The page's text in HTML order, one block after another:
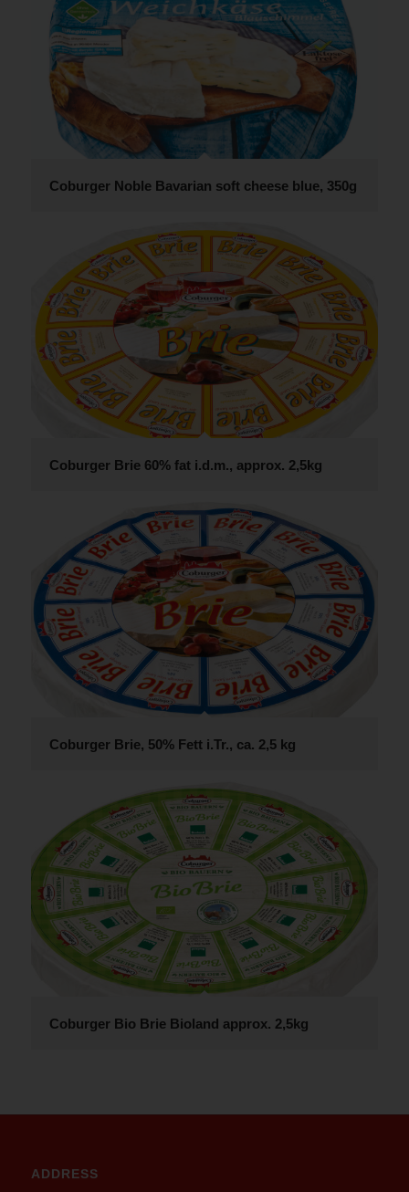
Coburger Noble Bavarian soft cheese blue, 350g
Coburger Brie 60% fat i.d.m., approx. 2,5kg
Coburger Brie, 50% Fett i.Tr., ca. 2,5 kg
Coburger Bio Brie Bioland approx. 2,5kg
ADDRESS